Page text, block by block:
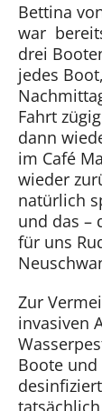
Bettina
war
drei
jedes
Fahrt
dann
im Café
wieder
natürlich
und das –
für uns
Zur
invasiven
Boote